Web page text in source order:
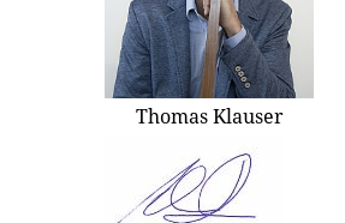
Thomas Klauser